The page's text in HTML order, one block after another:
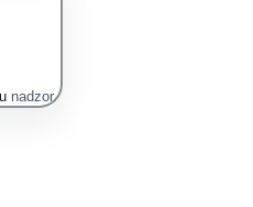
nadzor